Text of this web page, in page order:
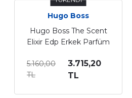
Hugo Boss
Hugo Boss The Scent
Elixir Edp Erkek Parfüm
5.160,00
TL
3.715,20
TL